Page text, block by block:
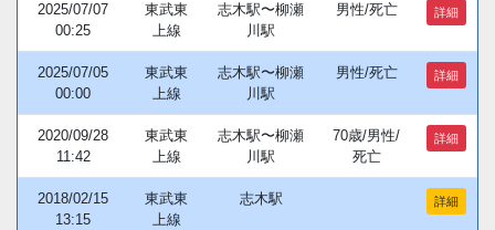
2025/07/07
00:25
東武東
上線
志木駅〜柳瀬
川駅
男性/死亡 詳細
2025/07/05
00:00
東武東
上線
志木駅〜柳瀬
川駅
男性/死亡 詳細
2020/09/28
11:42
東武東
上線
志木駅〜柳瀬
川駅
70歳/男性/
死亡
詳細
2018/02/15
13:15
東武東
上線
志木駅 詳細